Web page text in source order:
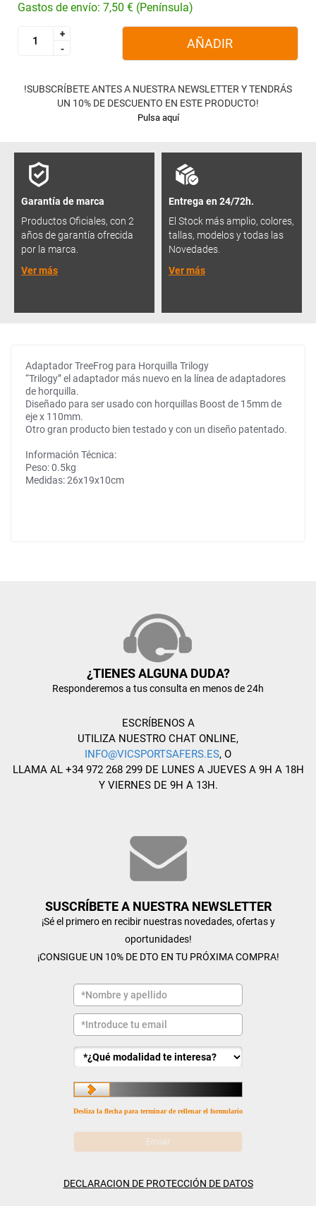
Gastos de envío: 7,50 € (Península)
+
-
+
-
AÑADIR
!SUBSCRÍBETE ANTES A NUESTRA NEWSLETTER Y TENDRÁS
UN 10% DE DESCUENTO EN ESTE PRODUCTO!
Pulsa aquí
Garantía de marca
Productos Oficiales, con 2
años de garantía ofrecida
por la marca.
Ver más
Entrega en 24/72h.
El Stock más amplio, colores,
tallas, modelos y todas las
Novedades.
Ver más
Adaptador TreeFrog para Horquilla Trilogy
“Trilogy” el adaptador más nuevo en la línea de adaptadores
de horquilla.
Diseñado para ser usado con horquillas Boost de 15mm de
eje x 110mm.
Otro gran producto bien testado y con un diseño patentado.
Información Técnica:
Peso: 0.5kg
Medidas: 26x19x10cm
¿TIENES ALGUNA DUDA?
Responderemos a tus consulta en menos de 24h
ESCRÍBENOS A
UTILIZA NUESTRO CHAT ONLINE,
INFO@VICSPORTSAFERS.ES, O
LLAMA AL +34 972 268 299 DE LUNES A JUEVES A 9H A 18H
Y VIERNES DE 9H A 13H.
SUSCRÍBETE A NUESTRA NEWSLETTER
¡Sé el primero en recibir nuestras novedades, ofertas y
oportunidades!
¡CONSIGUE UN 10% DE DTO EN TU PRÓXIMA COMPRA!
Desliza la flecha para terminar de rellenar el formulario
DECLARACION DE PROTECCIÓN DE DATOS